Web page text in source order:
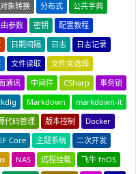
对象转换 分布式
公共字典
参数 密钥
配置教程
日期间隔 日志
日志记录
文件读取
文件夹选择
通讯 中间件 CSharp
事务锁
Markdown
markdown-it
代码管理 版本控制
Docker
EF Core 主题系统
二次开发
NAS 远程挂载
飞牛 fnOS